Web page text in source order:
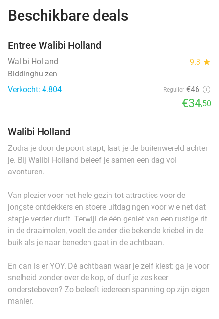
Beschikbare deals
Entree Walibi Holland
Walibi Holland 9.3 star
Biddinghuizen
Verkocht: 4.804
Regulier €46
€34,50
Walibi Holland
Zodra je door de poort stapt, laat je de buitenwereld achter
je. Bij Walibi Holland beleef je samen een dag vol
avonturen.
Van plezier voor het hele gezin tot attracties voor de
jongste ontdekkers en stoere uitdagingen voor wie net dat
stapje verder durft. Terwijl de één geniet van een rustige rit
in de draaimolen, voelt de ander die bekende kriebel in de
buik als je naar beneden gaat in de achtbaan.
En dan is er YOY. Dé achtbaan waar je zelf kiest: ga je voor
snelheid zonder over de kop, of durf je zes keer
ondersteboven? Zo beleeft iedereen spanning op zijn eigen
manier.